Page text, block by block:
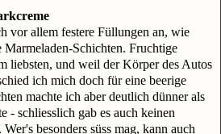
vor allem festere Füllungen an, wie
Marmeladen-Schichten. Fruchtige
liebsten, und weil der Körper des Autos
ich mich doch für eine beerige
machte ich aber deutlich dünner als
- schliesslich gab es auch keinen
besonders süss mag, kann auch